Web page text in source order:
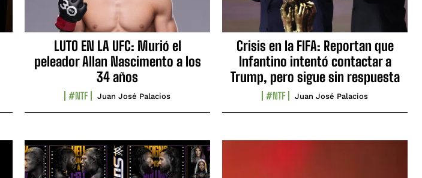
LUTO EN LA UFC: Murió el
peleador Allan Nascimento a los
34 años
#NTF Juan José Palacios
Crisis en la FIFA: Reportan que
Infantino intentó contactar a
Trump, pero sigue sin respuesta
#NTF Juan José Palacios